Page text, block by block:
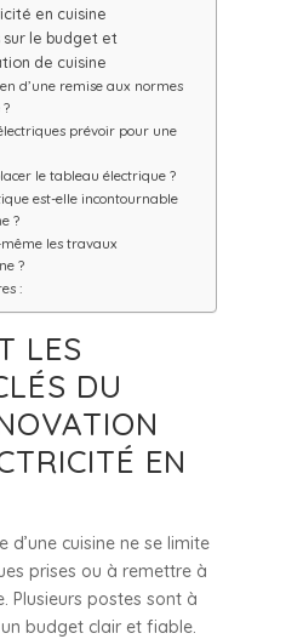
en cuisine
le budget et
de cuisine
d’une remise aux normes
prévoir pour une
le tableau électrique ?
est-elle incontournable
?
les travaux
?
:
LES
DU
EN
cuisine ne se limite
prises ou à remettre à
Plusieurs postes sont à
budget clair et fiable.